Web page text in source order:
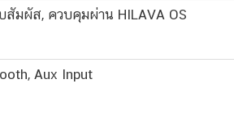
มผัส, ควบคุมผ่าน HILAVA OS
Aux Input